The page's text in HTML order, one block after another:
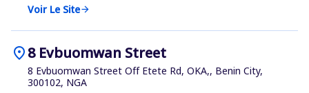
Voir Le Sitearrow_forward
location_on8 Evbuomwan Street
8 Evbuomwan Street Off Etete Rd, OKA,, Benin City,
300102, NGA